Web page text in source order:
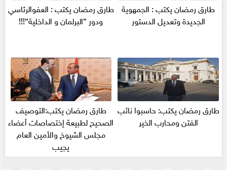
طارق رمضان يكتب : الجمهوية
الجديدة وتعديل الدستور
طارق رمضان يكتب : العفوالرئاسي
ودور ”البرلمان و الداخلية”!!!
طارق رمضان يكتب: حاسبوا نائب
الفتن ومحارب الخير
طارق رمضان يكتب:التوصيف
الصحيح لطبيعة إختصاصات أعضاء
مجلس الشيوخ والأمين العام
يجيب